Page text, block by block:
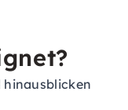
hinausblicken